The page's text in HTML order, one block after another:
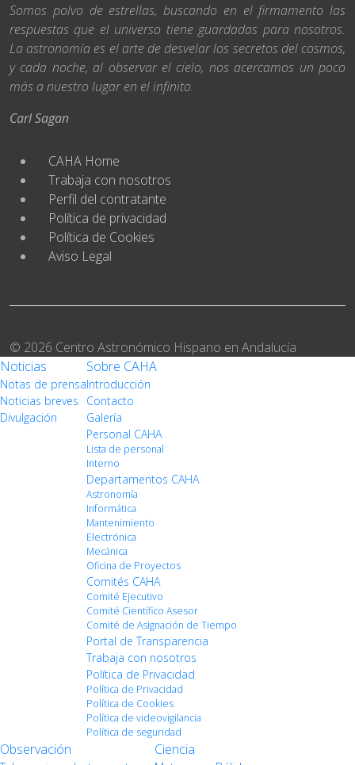
Somos polvo de estrellas, buscando en el firmamento las
respuestas que el universo tiene guardadas para nosotros.
La astronomía es el arte de desvelar los secretos del cosmos,
y cada noche, al observar el cielo, nos acercamos un poco
más a nuestro lugar en el infinito.
Carl Sagan
CAHA Home
Trabaja con nosotros
Perfil del contratante
Política de privacidad
Política de Cookies
Aviso Legal
© 2026 Centro Astronómico Hispano en Andalucía
Noticias
Notas de prensa
Noticias breves
Divulgación
Sobre CAHA
Introducción
Contacto
Galería
Personal CAHA
Lista de personal
Interno
Departamentos CAHA
Astronomía
Informática
Mantenimiento
Electrónica
Mecánica
Oficina de Proyectos
Comités CAHA
Comité Ejecutivo
Comité Científico Asesor
Comité de Asignación de Tiempo
Portal de Transparencia
Trabaja con nosotros
Política de Privacidad
Política de Privacidad
Política de Cookies
Política de videovigilancia
Política de seguridad
Observación Ciencia